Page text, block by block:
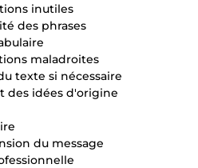
inutiles
des phrases
maladroites
texte si nécessaire
des idées d'origine
du message